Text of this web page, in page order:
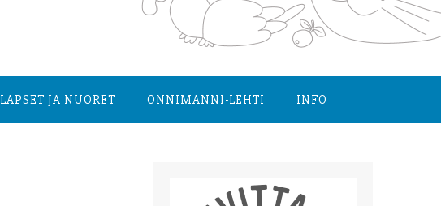
LAPSET JA NUORET ONNIMANNI-LEHTI INFO